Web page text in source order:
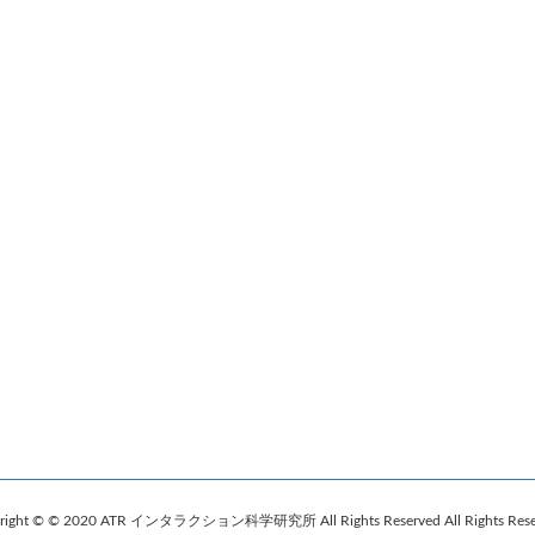
© © 2020 ATR インタラクション科学研究所 All Rights Reserved All Rights